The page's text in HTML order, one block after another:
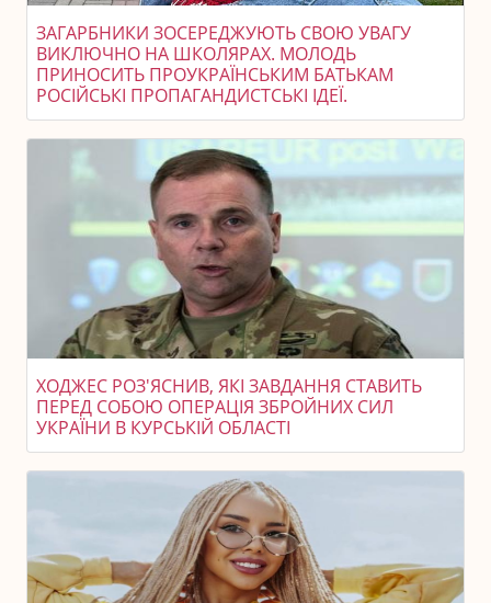
ЗАГАРБНИКИ ЗОСЕРЕДЖУЮТЬ СВОЮ УВАГУ
ВИКЛЮЧНО НА ШКОЛЯРАХ. МОЛОДЬ
ПРИНОСИТЬ ПРОУКРАЇНСЬКИМ БАТЬКАМ
РОСІЙСЬКІ ПРОПАГАНДИСТСЬКІ ІДЕЇ.
ХОДЖЕС РОЗ'ЯСНИВ, ЯКІ ЗАВДАННЯ СТАВИТЬ
ПЕРЕД СОБОЮ ОПЕРАЦІЯ ЗБРОЙНИХ СИЛ
УКРАЇНИ В КУРСЬКІЙ ОБЛАСТІ